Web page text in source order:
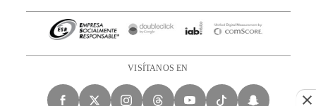
VISÍTANOS EN